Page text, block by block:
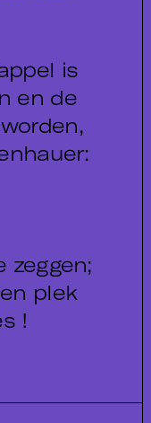
is
en de
zeggen;
plek
!